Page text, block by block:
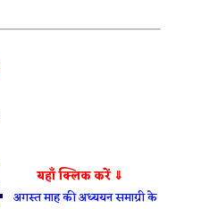
यहाँ क्लिक करें ⇓
अगस्त माह की अध्ययन समाग्री के